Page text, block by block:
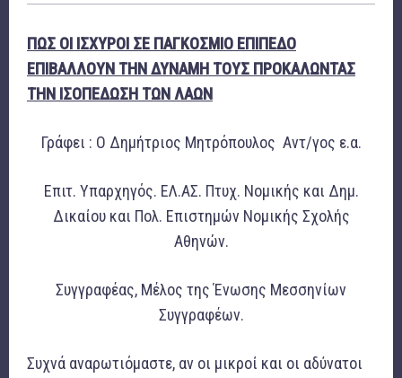
ΠΩΣ ΟΙ ΙΣΧΥΡΟΙ ΣΕ ΠΑΓΚΟΣΜΙΟ ΕΠΙΠΕΔΟ
ΕΠΙΒΑΛΛΟΥΝ ΤΗΝ ΔΥΝΑΜΗ ΤΟΥΣ ΠΡΟΚΑΛΩΝΤΑΣ
ΤΗΝ ΙΣΟΠΕΔΩΣΗ ΤΩΝ ΛΑΩΝ
Γράφει : Ο Δημήτριος Μητρόπουλος Αντ/γος ε.α.
Επιτ. Υπαρχηγός. ΕΛ.ΑΣ. Πτυχ. Νομικής και Δημ.
Δικαίου και Πολ. Επιστημών Νομικής Σχολής
Αθηνών.
Συγγραφέας, Μέλος της Ένωσης Μεσσηνίων
Συγγραφέων.
Συχνά αναρωτιόμαστε, αν οι μικροί και οι αδύνατοι